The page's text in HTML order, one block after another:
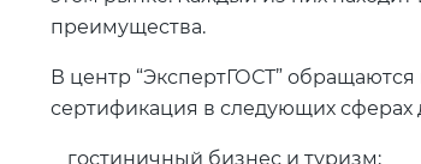
преимущества.
В центр “ЭкспертГОСТ”
сертификация в следующих сферах
гостиничный бизнес и туризм;